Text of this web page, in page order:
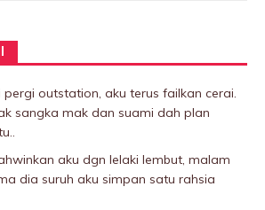
pergi outstation, aku terus failkan cerai.
sangka mak dan suami dah plan
aku dgn lelaki Iembut, malam
dia suruh aku simpan satu rahsia